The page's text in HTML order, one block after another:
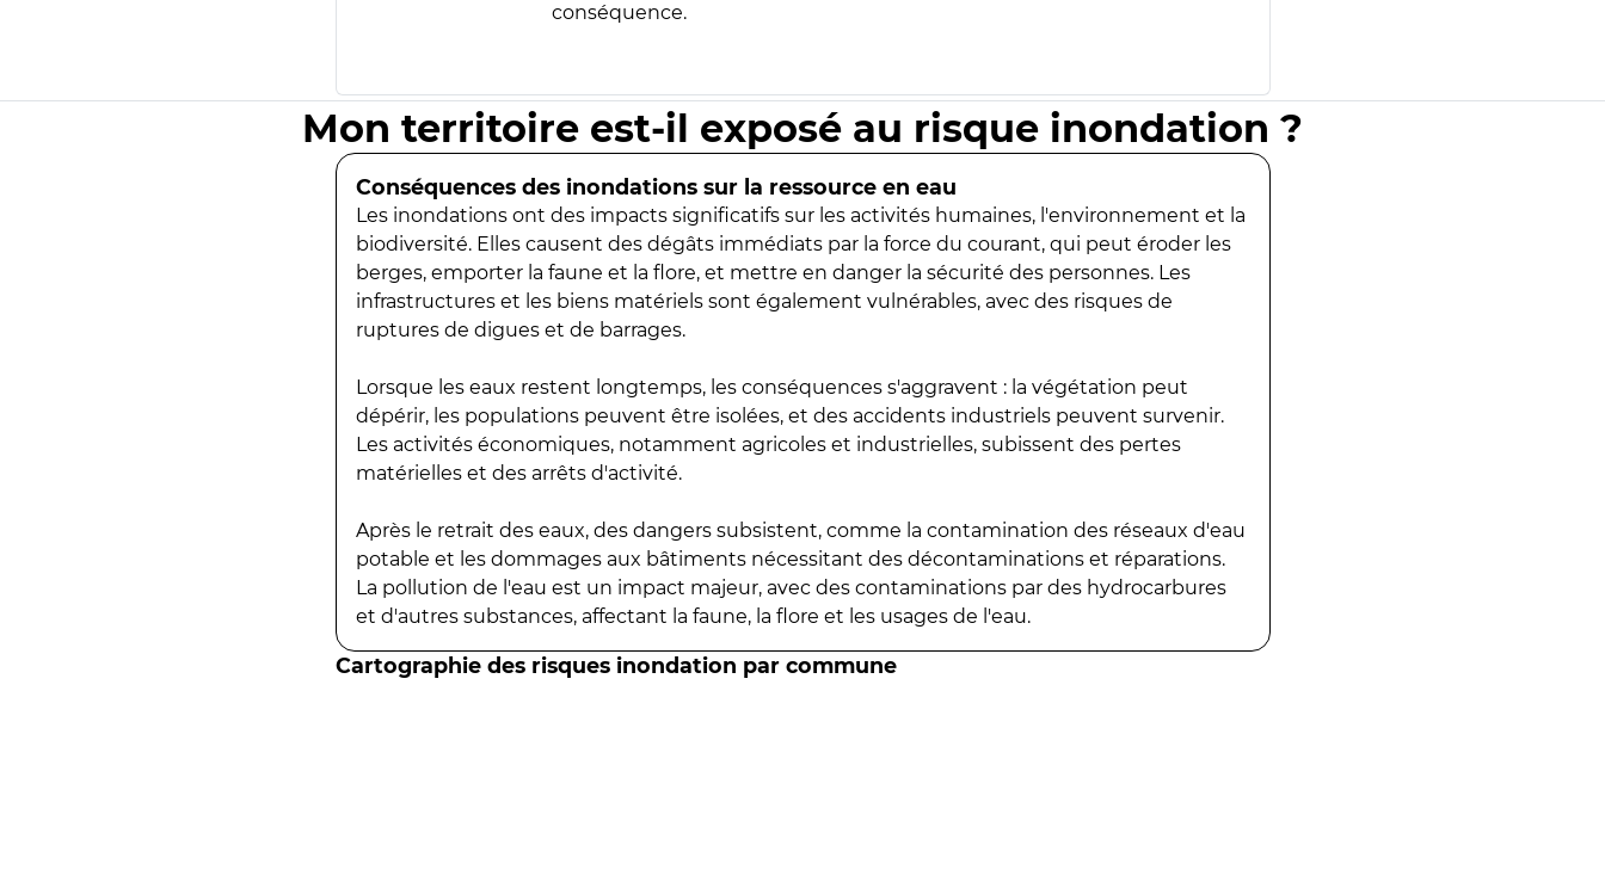
conséquence.
Mon territoire est-il exposé au risque inondation ?
Conséquences des inondations sur la ressource en eau
Les inondations ont des impacts significatifs sur les activités humaines, l'environnement et la
biodiversité. Elles causent des dégâts immédiats par la force du courant, qui peut éroder les
berges, emporter la faune et la flore, et mettre en danger la sécurité des personnes. Les
infrastructures et les biens matériels sont également vulnérables, avec des risques de
ruptures de digues et de barrages.
Lorsque les eaux restent longtemps, les conséquences s'aggravent : la végétation peut
dépérir, les populations peuvent être isolées, et des accidents industriels peuvent survenir.
Les activités économiques, notamment agricoles et industrielles, subissent des pertes
matérielles et des arrêts d'activité.
Après le retrait des eaux, des dangers subsistent, comme la contamination des réseaux d'eau
potable et les dommages aux bâtiments nécessitant des décontaminations et réparations.
La pollution de l'eau est un impact majeur, avec des contaminations par des hydrocarbures
et d'autres substances, affectant la faune, la flore et les usages de l'eau.
Cartographie des risques inondation par commune